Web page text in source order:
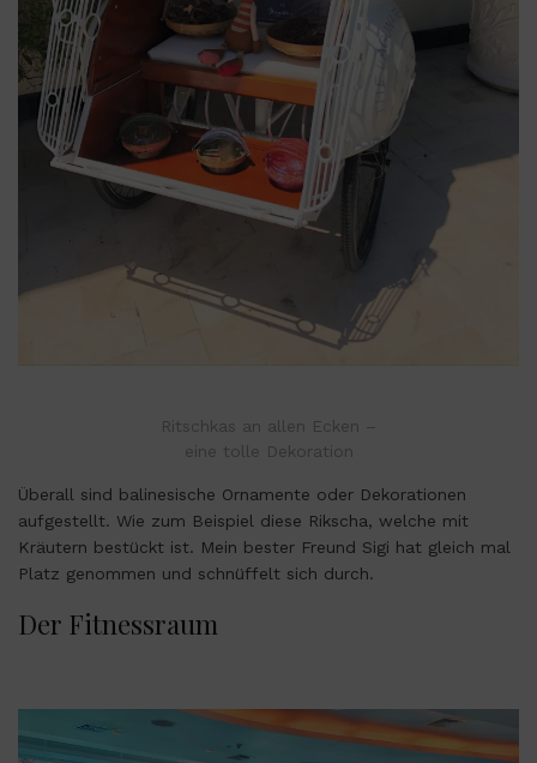
Ritschkas an allen Ecken –
eine tolle Dekoration
Überall sind balinesische Ornamente oder Dekorationen
aufgestellt. Wie zum Beispiel diese Rikscha, welche mit
Kräutern bestückt ist. Mein bester Freund Sigi hat gleich mal
Platz genommen und schnüffelt sich durch.
Der Fitnessraum